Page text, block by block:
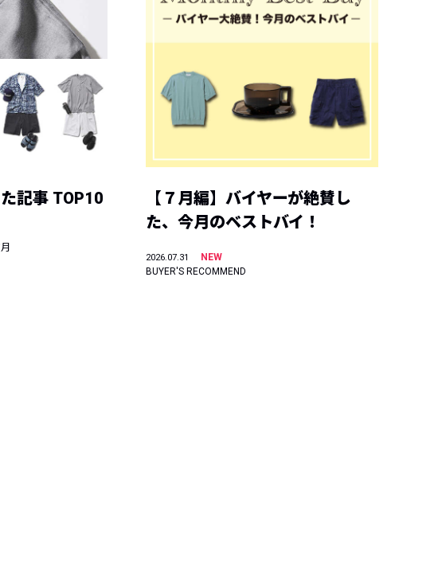
記事 TOP10
【７月編】バイヤーが絶賛し
た、今月のベストバイ！
2026.07.31
NEW
BUYER'S RECOMMEND